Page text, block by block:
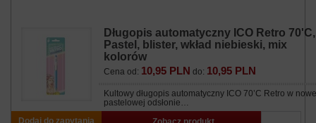
Długopis automatyczny ICO Retro 70'C,
Pastel, blister, wkład niebieski, mix
kolorów
Cena od: 10,95 PLN do: 10,95 PLN
Kultowy długopis automatyczny ICO 70’C Retro w
pastelowej odsłonie…
Dodaj do zapytania